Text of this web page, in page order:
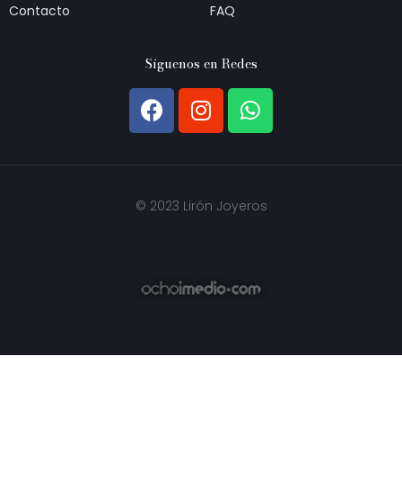
Contacto
FAQ
Síguenos en Redes
© 2023 Lirón Joyeros